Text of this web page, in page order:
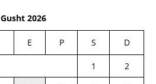
Gusht 2026
E P S D
1
2